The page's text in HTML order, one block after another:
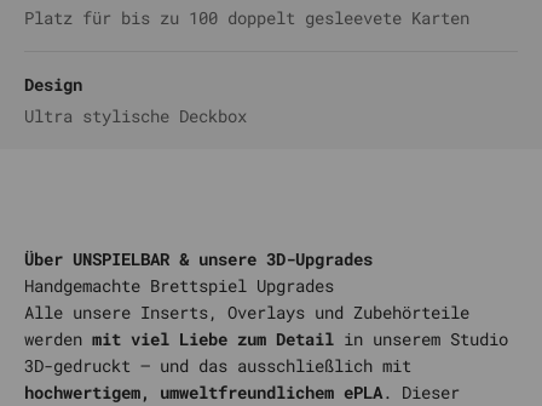
Platz für bis zu 100 doppelt gesleevete Karten
Design
Ultra stylische Deckbox
Über UNSPIELBAR & unsere 3D-Upgrades
Alle unsere Inserts, Overlays und Zubehörteile
werden mit viel Liebe zum Detail in unserem Studio
3D-gedruckt – und das ausschließlich mit
hochwertigem, umweltfreundlichem ePLA. Dieser